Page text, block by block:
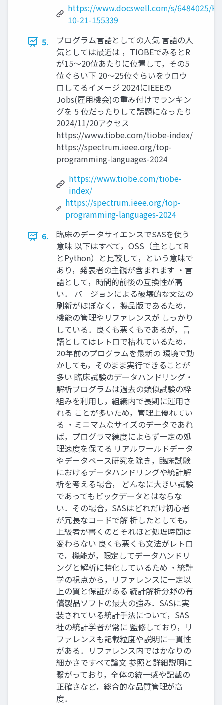
https://www.docswell.com/s/6484025/
10-21-155339
5.
プログラム言語としての人気 言語の人
気としては最近は ，TIOBEでみるとR
が15～20位あたりに位置して，その5
位ぐらい下 20～25位ぐらいをウロウ
ロしてるイメージ 2024にIEEEの
Jobs(雇用機会)の重み付けでランキン
グを 5 位だったりして話題になったり
2024/11/20アクセス
https://www.tiobe.com/tiobe-index/
https://spectrum.ieee.org/top-
programming-languages-2024
https://www.tiobe.com/tiobe-
index/
https://spectrum.ieee.org/top-
programming-languages-2024
6.
臨床のデータサイエンスでSASを使う
意味 以下はすべて，OSS（主としてR
とPython）と比較して，という意味で
あり，発表者の主観が含まれます ・言
語として，時間的前後の互換性が高
い． バージョンによる破壊的な文法の
刷新がほぼなく，製品版であるため，
機能の管理やリファレンスが しっかり
している．良くも悪くもであるが，言
語としてはレトロで枯れているため，
20年前のプログラムを最新の 環境で動
かしても，そのまま実行できることが
多い 臨床試験のデータハンドリング・
解析プログラムは過去の類似試験の枠
組みを利用し，組織内で長期に運用さ
れる ことが多いため，管理上優れてい
る ・ミニマムなサイズのデータであれ
ば，プログラマ練度によらず一定の処
理速度を保てる リアルワールドデータ
やデータベース研究を除き，臨床試験
におけるデータハンドリングや統計解
析を考える場合， どんなに大きい試験
であってもビックデータとはならな
い．その場合，SASはどれだけ初心者
が冗長なコードで解 析したとしても，
上級者が書くのとそれほど処理時間は
変わらない 良くも悪くも文法がレトロ
で，機能が，限定してデータハンドリ
ングと解析に特化しているため ・統計
学の視点から，リファレンスに一定以
上の質と保証がある 統計解析分野の有
償製品ソフトの最大の強み．SASに実
装されている統計手法について，SAS
社の統計学者が常に 監修しており，リ
ファレンスも記載粒度や説明に一貫性
がある．リファレンス内ではかなりの
細かさですべて論文 参照と詳細説明に
繋がっており，全体の統一感や記載の
正確さなど，総合的な品質管理が高
度．